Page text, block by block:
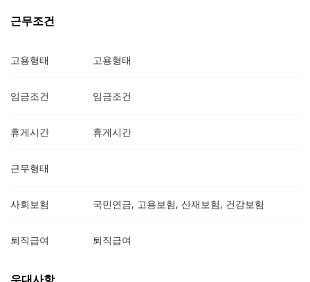
근무조건
고용형태 고용형태
임금조건 임금조건
휴게시간 휴게시간
근무형태
사회보험 국민연금, 고용보험, 산재보험, 건강보험
퇴직급여 퇴직급여